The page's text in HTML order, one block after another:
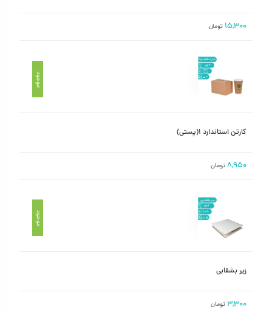
۱۵,۳۰۰ تومان
موجود
کارتن استاندارد ۱(پستی)
۸,۹۵۰ تومان
موجود
زیر بشقابی
۳,۳۰۰ تومان